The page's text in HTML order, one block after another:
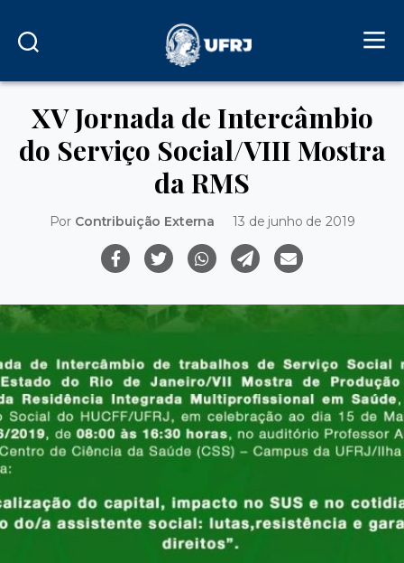
XV Jornada de Intercâmbio
do Serviço Social/VIII Mostra
da RMS
Por Contribuição Externa 13 de junho de 2019